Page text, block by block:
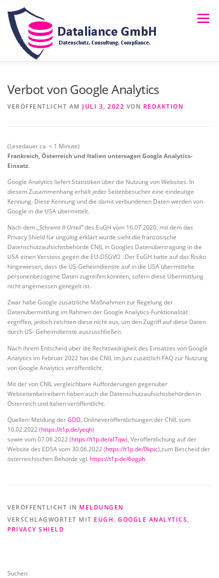
Inhalt
springen
Menü
Verbot von Google Analytics
VERÖFFENTLICHT AM JULI 3, 2022 VON REDAKTION
(Lesedauer ca. < 1 Minute)
Frankreich, Österreich und Italien untersagen Google Analytics-
Einsatz.
Google Analytics liefert Statistiken über die Nutzung von Websites. In
diesem Zusammenhang erhält jeder Seitenbesucher eine eindeutige
Kennung. Diese Kennung und die damit verbundenen Daten werden von
Google in die USA übermittelt.
Nach dem„Schrems II-Urteil“des EuGH vom 16.07.2020, mit dem das
Privacy Shield für ungültig erklärt wurde sieht die französische
Datenschutzaufsichtsbehörde CNIL in Googles Datenübertragung in die
USA einen Verstoss gegen die EU-DSGVO . Der EuGH hatte auf das Risiko
hingewiesen, dass die US-Geheimdienste auf in die USA übermittelte
personenbezogene Daten zugreifen könnten, sofern diese Übermittlung
nicht angemessen geregelt ist.
Zwar habe Google zusätzliche Maßnahmen zur Regelung der
Datenübermittlung im Rahmen der Google Analytics-Funktionalität
ergriffen, jedoch reichten diese nicht aus, um den Zugriff auf diese Daten
durch US- Geheimdienste auszuschließen.
Nach ihrem Entscheid über die Rechtswidrigkeit des Einsatzes von Google
Analytics im Februar 2022 hat die CNIL im Juni zusätzlich FAQ zur Nutzung
von Google Analytics veröffentlicht.
Mit der von CNIL vergleichbare Aufforderungen gegenüber
Webseitenbetreibern haben auch die Datenschutzaufsichtsbehörden in
Österreich und Italien veröffentlicht.
Quellen: Meldung derGDD, Onlineveröffentlichungen der CNIL vom
10.02.2022 (https://t1p.de/yeqh)
sowie vom 07.06.2022 (https://t1p.de/al7qw), Veröffentlichung auf der
Website des EDSA vom 30.06.2022 (https://t1p.de/0kpic),zum Bescheid der
österreichischen Behörde vgl. https://t1p.de/6ogph
VERÖFFENTLICHT IN MELDUNGEN
VERSCHLAGWORTET MIT EUGH, GOOGLE ANALYTICS,
PRIVACY SHIELD
Suchen